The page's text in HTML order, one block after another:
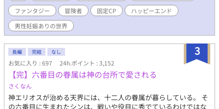
救おうとすべてのルートを試し、ゲームをやり込みまくった。 で
も何をしてもジルベスターは断罪された。 ボクはこの世界で大声
で叫ぶ。 ボクのお義兄様はカッコよくて優しい最高のお義兄様な
んだからっ！ ゲームの世界ならいざしらず、このボクがついてる
からには断罪なんてさせないっ！ 最高に可愛いハイスぺモブ令息
に転生したボクは、可愛さと前世の知識を武器にお義兄さまを守
りますっ！ ※表紙その他のイラストはAIにて作成致しておりま
す。（文字指定のみで作成しております） ⭐︎⭐︎⭐︎ ご拝読頂きありが
とうございます！ コメント、エール、いいねお待ちしております
♡ 「もう我慢なんてしません！家族からうとまれていた俺は、家
を出て冒険者になります！」書籍発売中！ 連載続いておりますの
恋愛要素が出てくるまでは長いです
ファンタジー
冒険者 固定CP
ハッピーエンド
男性妊娠ありの世界
3
長編 完結 なし
お気に入り : 697 24h.ポイント : 3,152
【完】六番目の眷属は神の台所で愛される
さくなん
神エリオスが治める天界には、十二人の眷属が暮らしている。 そ
の六番目に生まれたシンは、戦いや役目に秀でているわけではな